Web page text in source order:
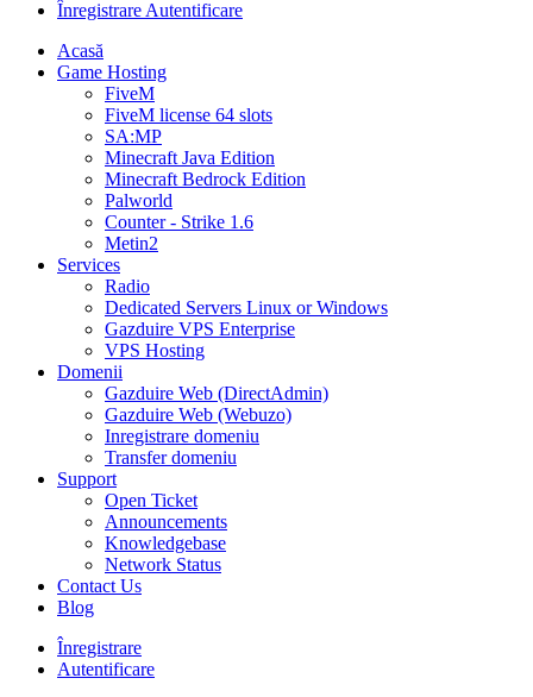
Înregistrare Autentificare
Acasă
Game Hosting
FiveM
FiveM license 64 slots
SA:MP
Minecraft Java Edition
Minecraft Bedrock Edition
Palworld
Counter - Strike 1.6
Metin2
Services
Radio
Dedicated Servers Linux or Windows
Gazduire VPS Enterprise
VPS Hosting
Domenii
Gazduire Web (DirectAdmin)
Gazduire Web (Webuzo)
Inregistrare domeniu
Transfer domeniu
Support
Open Ticket
Announcements
Knowledgebase
Network Status
Contact Us
Blog
Înregistrare
Autentificare